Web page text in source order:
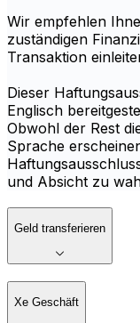
Wir empfehlen
zuständigen
Transaktion
Dieser
Englisch
Obwohl der Rest
Sprache
und Absicht zu
Geld transferieren
Xe Geschäft